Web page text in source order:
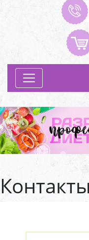
Previous
Контакты